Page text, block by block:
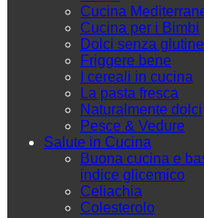
Cucina
Cucina per i Bimbi
Dolci senza glutine
Friggere bene
I cereali in cucina
La pasta fresca
Naturalmente dolci
Pesce & Vedure
Salute in Cucina
Buona cucina e
indice glicemico
Celiachia
Colesterolo